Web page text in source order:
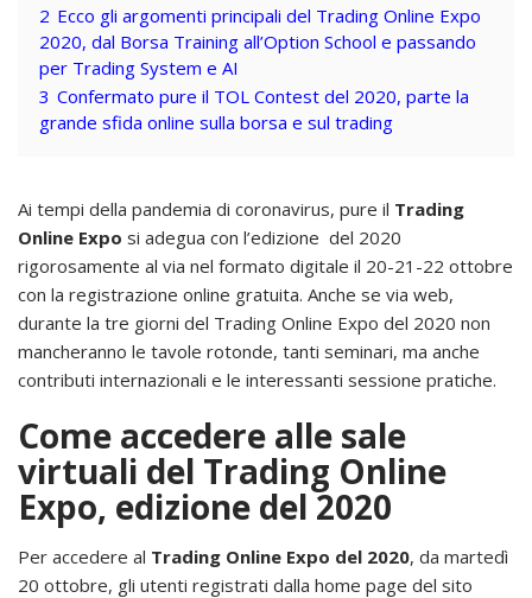
2 Ecco gli argomenti principali del Trading Online Expo
2020, dal Borsa Training all’Option School e passando
per Trading System e AI
3 Confermato pure il TOL Contest del 2020, parte la
grande sfida online sulla borsa e sul trading
Ai tempi della pandemia di coronavirus, pure il Trading
Online Expo si adegua con l’edizione del 2020
rigorosamente al via nel formato digitale il 20-21-22 ottobre
con la registrazione online gratuita. Anche se via web,
durante la tre giorni del Trading Online Expo del 2020 non
mancheranno le tavole rotonde, tanti seminari, ma anche
contributi internazionali e le interessanti sessione pratiche.
Come accedere alle sale
virtuali del Trading Online
Expo, edizione del 2020
Per accedere al Trading Online Expo del 2020, da martedì
20 ottobre, gli utenti registrati dalla home page del sito